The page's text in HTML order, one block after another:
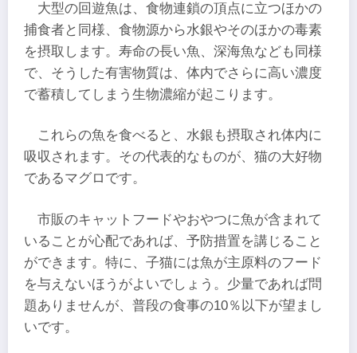
大型の回遊魚は、食物連鎖の頂点に立つほかの
捕食者と同様、食物源から水銀やそのほかの毒素
を摂取します。寿命の長い魚、深海魚なども同様
で、そうした有害物質は、体内でさらに高い濃度
で蓄積してしまう生物濃縮が起こります。
これらの魚を食べると、水銀も摂取され体内に
吸収されます。その代表的なものが、猫の大好物
であるマグロです。
市販のキャットフードやおやつに魚が含まれて
いることが心配であれば、予防措置を講じること
ができます。特に、子猫には魚が主原料のフード
を与えないほうがよいでしょう。少量であれば問
題ありませんが、普段の食事の10％以下が望まし
いです。